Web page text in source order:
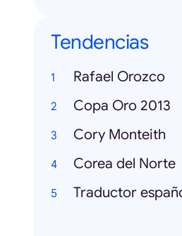
Tendencias
Rafael Orozco
Copa Oro 2013
Cory Monteith
Corea del Norte
Traductor